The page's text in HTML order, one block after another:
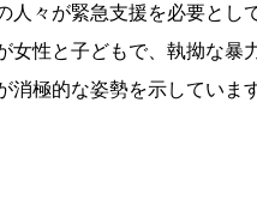
人々が緊急支援を必要と
性と子どもで、執拗な
消極的な姿勢を示してい